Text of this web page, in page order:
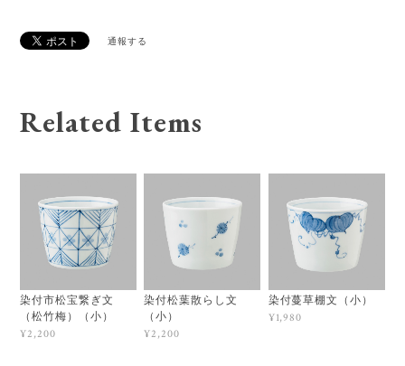
通報する
Related Items
染付市松宝繋ぎ文
（松竹梅）（小）
¥2,200
染付松葉散らし文
（小）
¥2,200
染付蔓草棚文（小）
¥1,980